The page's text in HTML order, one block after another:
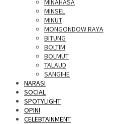
MINAHASA
MINSEL
MINUT
MONGONDOW RAYA
BITUNG
BOLTIM
BOLMUT
TALAUD
SANGIHE
NARASI
SOCIAL
SPOTYLIGHT
OPINI
CELEBTAINMENT